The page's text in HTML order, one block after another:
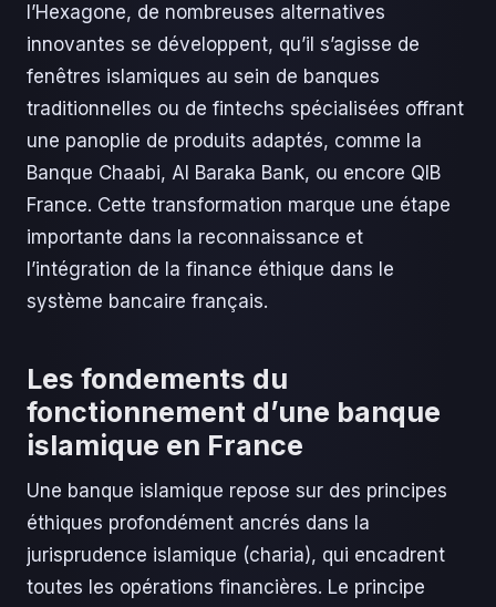
l’Hexagone, de nombreuses alternatives
innovantes se développent, qu’il s’agisse de
fenêtres islamiques au sein de banques
traditionnelles ou de fintechs spécialisées offrant
une panoplie de produits adaptés, comme la
Banque Chaabi, Al Baraka Bank, ou encore QIB
France. Cette transformation marque une étape
importante dans la reconnaissance et
l’intégration de la finance éthique dans le
système bancaire français.
Les fondements du
fonctionnement d’une banque
islamique en France
Une banque islamique repose sur des principes
éthiques profondément ancrés dans la
jurisprudence islamique (charia), qui encadrent
toutes les opérations financières. Le principe